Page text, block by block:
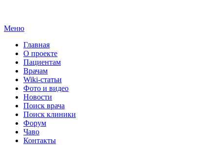
Меню
Главная
О проекте
Пациентам
Врачам
Wiki-статьи
Фото и видео
Новости
Поиск врача
Поиск клиники
Форум
Чаво
Контакты